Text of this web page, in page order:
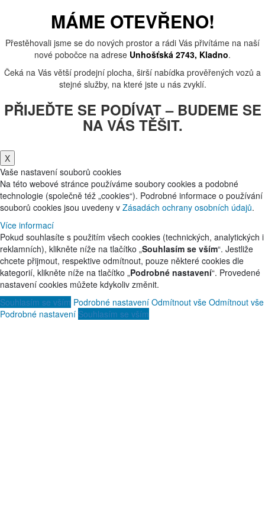
MÁME OTEVŘENO!
Přestěhovali jsme se do nových prostor a rádi Vás přivítáme na naší
nové pobočce na adrese Unhošťská 2743, Kladno.
Čeká na Vás větší prodejní plocha, širší nabídka prověřených vozů a
stejné služby, na které jste u nás zvyklí.
PŘIJEĎTE SE PODÍVAT – BUDEME SE
NA VÁS TĚŠIT.
X
Vaše nastavení souborů cookies
Na této webové stránce používáme soubory cookies a podobné
technologie (společně též „cookies“). Podrobné informace o používání
souborů cookies jsou uvedeny v Zásadách ochrany osobních údajů.
Více informací
Pokud souhlasíte s použitím všech cookies (technických, analytických i
reklamních), klikněte níže na tlačítko „Souhlasím se vším“. Jestliže
chcete přijmout, respektive odmítnout, pouze některé cookies dle
kategorií, klikněte níže na tlačítko „Podrobné nastavení“. Provedené
nastavení cookies můžete kdykoliv změnit.
Souhlasím se vším Podrobné nastavení Odmítnout vše Odmítnout vše
Podrobné nastavení Souhlasím se vším